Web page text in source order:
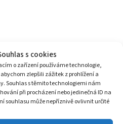
s cookies
o zařízení používáme technologie,
zlepšili zážitek z prohlížení a
Souhlas s těmito technologiemi nám
při procházení nebo jedinečná ID na
souhlasu může nepříznivě ovlivnit určité
Dostu
pnost
vč.
DPH